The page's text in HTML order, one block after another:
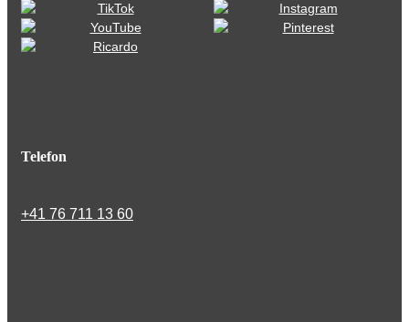
Telefon
+41 76 711 13 60